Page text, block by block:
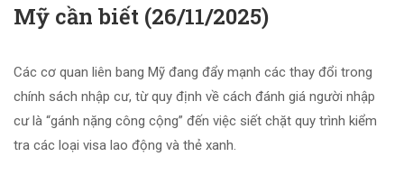
Mỹ cần biết (26/11/2025)
Các cơ quan liên bang Mỹ đang đẩy mạnh các thay đổi trong
chính sách nhập cư, từ quy định về cách đánh giá người nhập
cư là “gánh nặng công cộng” đến việc siết chặt quy trình kiểm
tra các loại visa lao động và thẻ xanh.